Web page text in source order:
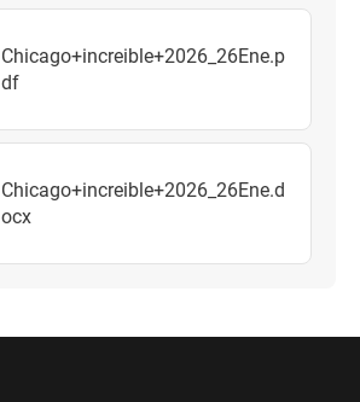
Chicago+increible+2026_26Ene.p
df
Chicago+increible+2026_26Ene.d
ocx